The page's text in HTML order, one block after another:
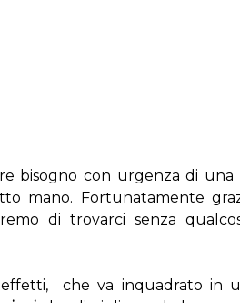
bisogno con urgenza di una
mano. Fortunatamente
di trovarci senza
che va inquadrato in